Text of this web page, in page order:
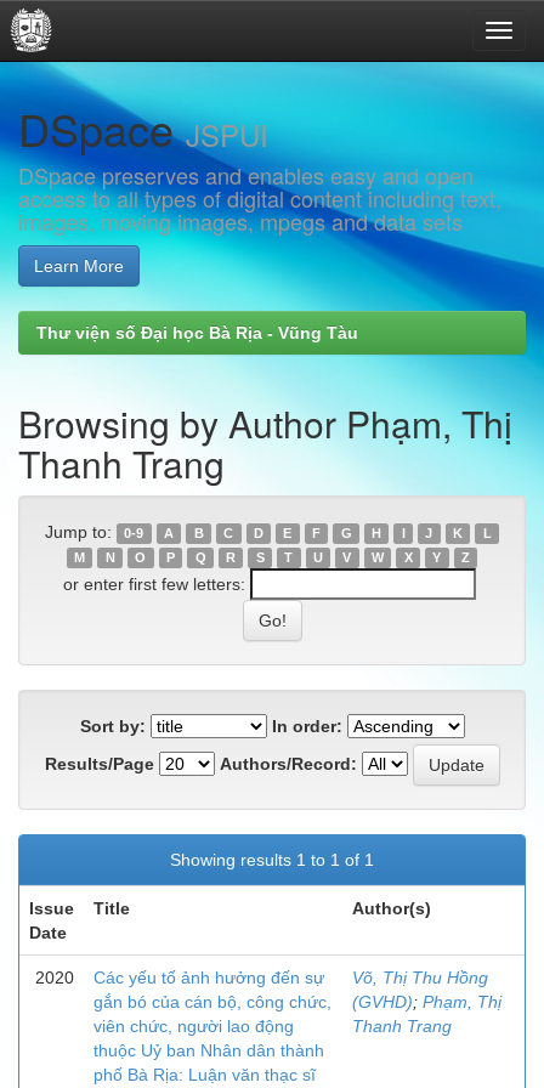
navigation
DSpaceJSPUI
DSpace preserves and enables easy and open
access to all types of digital content including text,
images, moving images, mpegs and data sets
Learn More
Thư viện số Đại học Bà Rịa - Vũng Tàu
Browsing by Author Phạm, Thị
Thanh Trang
Jump to: 0-9 A B C D E F G H I J K
L
M
N O P Q R S T U V W X Y Z
or enter first few letters:
Sort by:
In order:
Results/Page
Authors/Record:
Showing results 1 to 1 of 1
Issue
Date
Title Author(s)
2020
Các yếu tố ảnh hưởng đến sự
gắn bó của cán bộ, công chức,
viên chức, người lao động
thuộc Uỷ ban Nhân dân thành
phố Bà Rịa: Luận văn thạc sĩ
Võ, Thị Thu Hồng
(GVHD); Phạm, Thị
Thanh Trang